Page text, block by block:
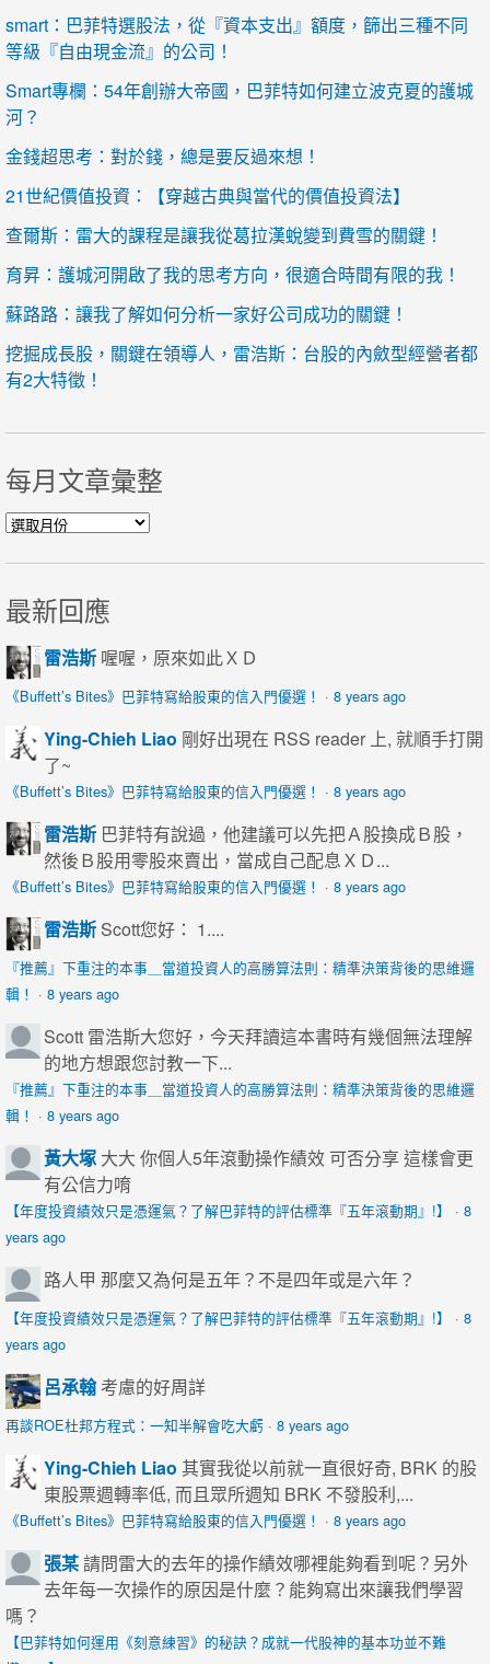
smart：巴菲特選股法，從『資本支出』額度，篩出三種不同
等級『自由現金流』的公司！
Smart專欄：54年創辦大帝國，巴菲特如何建立波克夏的護城
河？
金錢超思考：對於錢，總是要反過來想！
21世紀價值投資：【穿越古典與當代的價值投資法】
查爾斯：雷大的課程是讓我從葛拉漢蛻變到費雪的關鍵！
育昇：護城河開啟了我的思考方向，很適合時間有限的我！
蘇路路：讓我了解如何分析一家好公司成功的關鍵！
挖掘成長股，關鍵在領導人，雷浩斯：台股的內斂型經營者都
有2大特徵！
每月文章彙整
每月文章彙整
最新回應
雷浩斯 喔喔，原來如此ＸＤ
《Buffett’s Bites》巴菲特寫給股東的信入門優選！ · 8 years ago
Ying-Chieh Liao 剛好出現在 RSS reader 上, 就順手打開
了~
《Buffett’s Bites》巴菲特寫給股東的信入門優選！ · 8 years ago
雷浩斯 巴菲特有說過，他建議可以先把Ａ股換成Ｂ股，
然後Ｂ股用零股來賣出，當成自己配息ＸＤ...
《Buffett’s Bites》巴菲特寫給股東的信入門優選！ · 8 years ago
雷浩斯 Scott您好： 1....
『推薦』下重注的本事＿當道投資人的高勝算法則：精準決策背後的思維邏
輯！ · 8 years ago
Scott 雷浩斯大您好，今天拜讀這本書時有幾個無法理解
的地方想跟您討教一下...
『推薦』下重注的本事＿當道投資人的高勝算法則：精準決策背後的思維邏
輯！ · 8 years ago
黃大塚 大大 你個人5年滾動操作績效 可否分享 這樣會更
有公信力唷
【年度投資績效只是憑運氣？了解巴菲特的評估標準『五年滾動期』!】 · 8
years ago
路人甲 那麼又為何是五年？不是四年或是六年？
【年度投資績效只是憑運氣？了解巴菲特的評估標準『五年滾動期』!】 · 8
years ago
呂承翰考慮的好周詳
再談ROE杜邦方程式：一知半解會吃大虧 · 8 years ago
Ying-Chieh Liao 其實我從以前就一直很好奇, BRK 的股
東股票週轉率低, 而且眾所週知 BRK 不發股利,...
《Buffett’s Bites》巴菲特寫給股東的信入門優選！ · 8 years ago
張某請問雷大的去年的操作績效哪裡能夠看到呢？另外
去年每一次操作的原因是什麼？能夠寫出來讓我們學習
嗎？
【巴菲特如何運用《刻意練習》的秘訣？成就一代股神的基本功並不難